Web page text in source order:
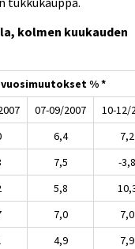
kolmen kuukauden
% *
07-09/2007
10-12/
6,4
7,2
7,5
-
5,8
7,0
7,0
4,9
7,9